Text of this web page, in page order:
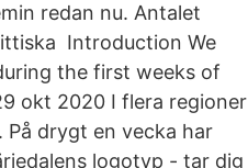
redan nu. Antalet
Introduction We
the first weeks of
okt 2020 I flera regioner
drygt en vecka har
logotyp - tar dig